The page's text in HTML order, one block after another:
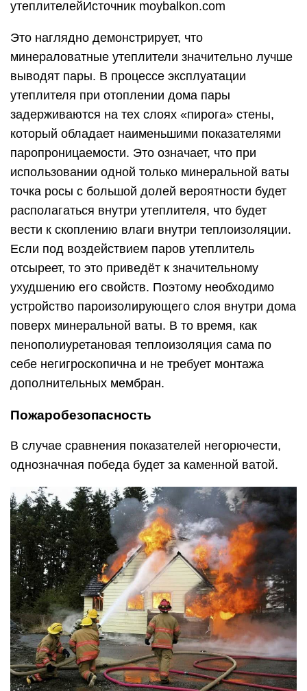
утеплителейИсточник moybalkon.com
Это наглядно демонстрирует, что
минераловатные утеплители значительно лучше
выводят пары. В процессе эксплуатации
утеплителя при отоплении дома пары
задерживаются на тех слоях «пирога» стены,
который обладает наименьшими показателями
паропроницаемости. Это означает, что при
использовании одной только минеральной ваты
точка росы с большой долей вероятности будет
располагаться внутри утеплителя, что будет
вести к скоплению влаги внутри теплоизоляции.
Если под воздействием паров утеплитель
отсыреет, то это приведёт к значительному
ухудшению его свойств. Поэтому необходимо
устройство пароизолирующего слоя внутри дома
поверх минеральной ваты. В то время, как
пенополиуретановая теплоизоляция сама по
себе негигроскопична и не требует монтажа
дополнительных мембран.
Пожаробезопасность
В случае сравнения показателей негорючести,
однозначная победа будет за каменной ватой.